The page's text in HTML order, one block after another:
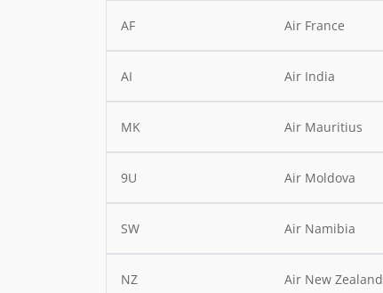
AF Air France
AI Air India
MK Air Mauritius
9U Air Moldova
SW Air Namibia
NZ Air New Zealand